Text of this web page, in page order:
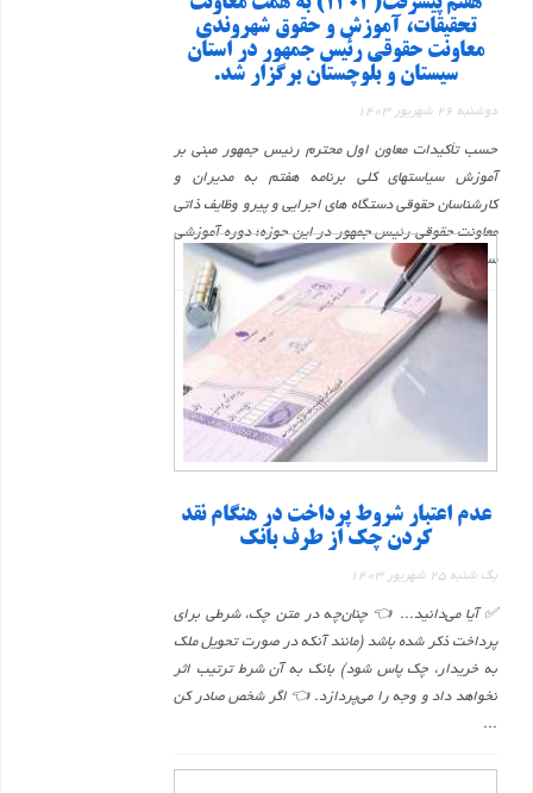
تحقیقات، آموزش و حقوق شهروندی
معاونت حقوقی رئیس جمهور در استان
سیستان و بلوچستان برگزار شد.
دوشنبه 26 شهریور 1403
حسب تأکیدات معاون اول محترم رئیس جمهور مبنی بر
آموزش سیاستهای کلی برنامه هفتم به مدیران و
کارشناسان حقوقی دستگاه های اجرایی و پیرو وظایف ذاتی
معاونت حقوقی رئیس جمهور در این حوزه؛ دوره آموزشی
سیاستها ...
عدم اعتبار شروط پرداخت در هنگام نقد
کردن چک از طرف بانک
یک شنبه 25 شهریور 1403
✅ آیا می‌دانید... 👈 چنان‌چه در متن چک، شرطی برای
پرداخت ذکر شده باشد (مانند آنکه در صورت تحویل ملک
به خریدار، چک پاس شود) بانک به آن شرط ترتیب اثر
نخواهد داد و وجه را می‌پردازد. 👈 اگر شخص صادر کن
...